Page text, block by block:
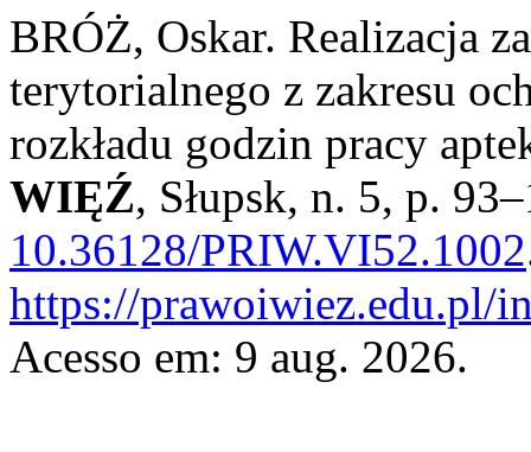
BRÓŻ, Oskar. Realizacja
terytorialnego z zakresu
rozkładu godzin pracy
WIĘŹ, Słupsk, n. 5, p.
10.36128/PRIW.VI52.1002
https://prawoiwiez.edu.pl/
Acesso em: 9 aug. 2026.